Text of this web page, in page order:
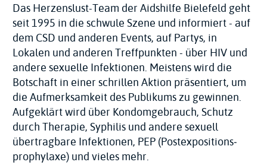
Das Herzenslust-Team der Aidshilfe Bielefeld geht
seit 1995 in die schwule Szene und informiert - auf
dem CSD und anderen Events, auf Partys, in
Lokalen und anderen Treff­punkten - über HIV und
andere sexuelle Infektionen. Meistens wird die
Botschaft in einer schrillen Aktion präsentiert, um
die Aufmerk­samkeit des Publikums zu gewinnen.
Aufgeklärt wird über Kondom­gebrauch, Schutz
durch Therapie, Syphilis und andere sexuell
übertragbare Infektionen, PEP (Postexpositions­
prophylaxe) und vieles mehr.